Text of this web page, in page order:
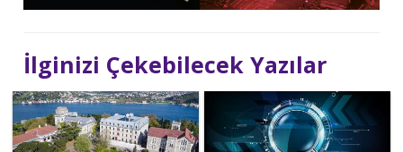
İlginizi Çekebilecek Yazılar